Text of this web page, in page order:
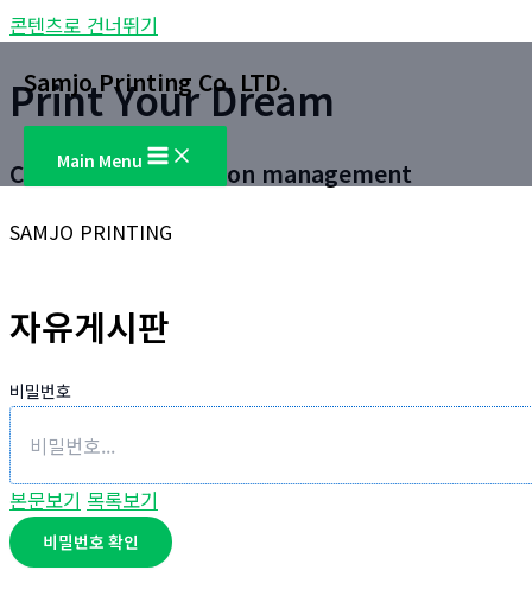
콘텐츠로 건너뛰기
Samjo Printing Co. LTD.
Main Menu
Print Your Dream
Customer satisfaction management
SAMJO PRINTING
자유게시판
비밀번호
본문보기 목록보기
비밀번호 확인